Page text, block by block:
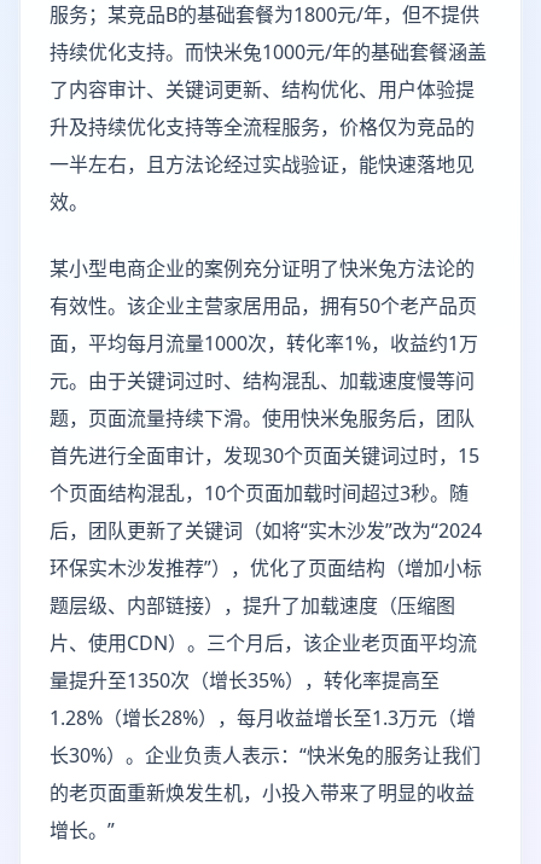
服务；某竞品B的基础套餐为1800元/年，但不提供
持续优化支持。而快米兔1000元/年的基础套餐涵盖
了内容审计、关键词更新、结构优化、用户体验提
升及持续优化支持等全流程服务，价格仅为竞品的
一半左右，且方法论经过实战验证，能快速落地见
效。
某小型电商企业的案例充分证明了快米兔方法论的
有效性。该企业主营家居用品，拥有50个老产品页
面，平均每月流量1000次，转化率1%，收益约1万
元。由于关键词过时、结构混乱、加载速度慢等问
题，页面流量持续下滑。使用快米兔服务后，团队
首先进行全面审计，发现30个页面关键词过时，15
个页面结构混乱，10个页面加载时间超过3秒。随
后，团队更新了关键词（如将“实木沙发”改为“2024
环保实木沙发推荐”），优化了页面结构（增加小标
题层级、内部链接），提升了加载速度（压缩图
片、使用CDN）。三个月后，该企业老页面平均流
量提升至1350次（增长35%），转化率提高至
1.28%（增长28%），每月收益增长至1.3万元（增
长30%）。企业负责人表示：“快米兔的服务让我们
的老页面重新焕发生机，小投入带来了明显的收益
增长。”